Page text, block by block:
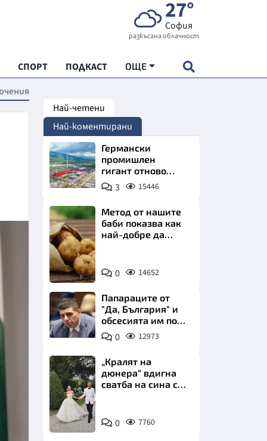
27°
София
разкъсана облачност
СПОРТ ПОДКАСТ ОЩЕ
"ЧУДЕСАТА НА БЪЛГАРИЯ"
ХРАНА
ИКОНОМИКА
Най-четени
Най-коментирани
Германски
промишлен
гигант отново
позлатява наш
град
3 15446
Снимка:
Пиксабей
Метод от нашите
баби показва как
най-добре да
0 14652
Папараците от
"Да, България" и
обсесията им по
Пеевски
0 12973
Снимка:
Инстаграм
„Кралят на
дюнера“ вдигна
сватба на сина си
Комо
0 7760